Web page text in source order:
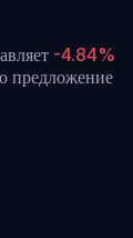
-4.84%
предложение